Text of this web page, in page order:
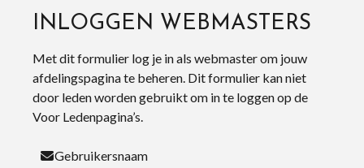
INLOGGEN WEBMASTERS
Met dit formulier log je in als webmaster om jouw
afdelingspagina te beheren. Dit formulier kan niet
door leden worden gebruikt om in te loggen op de
Voor Ledenpagina’s.
Gebruikersnaam